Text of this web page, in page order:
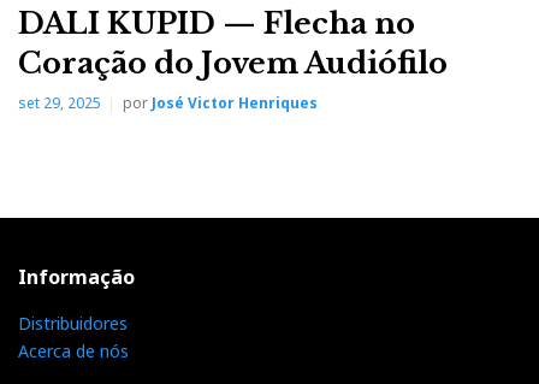
DALI KUPID — Flecha no
Coração do Jovem Audiófilo
set 29, 2025 porJosé Victor Henriques
Informação
Distribuidores
Acerca de nós